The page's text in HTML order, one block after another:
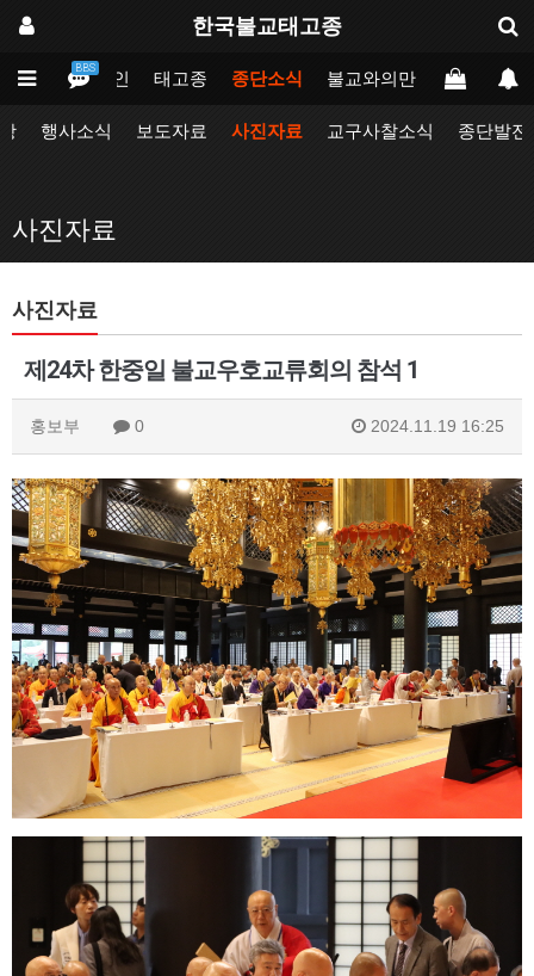
한국불교태고종
BBS
메인 태고종 종단소식 불교와의만남 업무포털
행사소식 보도자료 사진자료 교구사찰소식 종단발전
사진자료
사진자료
제24차 한중일 불교우호교류회의 참석 1
홍보부 0 2024.11.19 16:25